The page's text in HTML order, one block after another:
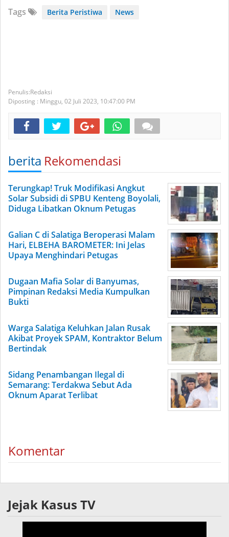
Tags Berita Peristiwa News
Redaksi
Diposting : Minggu, 02 Juli 2023, 10:47:00 PM
berita Rekomendasi
Terungkap! Truk Modifikasi Angkut
Solar Subsidi di SPBU Kenteng Boyolali,
Diduga Libatkan Oknum Petugas
Galian C di Salatiga Beroperasi Malam
Hari, ELBEHA BAROMETER: Ini Jelas
Upaya Menghindari Petugas
Dugaan Mafia Solar di Banyumas,
Pimpinan Redaksi Media Kumpulkan
Bukti
Warga Salatiga Keluhkan Jalan Rusak
Akibat Proyek SPAM, Kontraktor Belum
Bertindak
Sidang Penambangan Ilegal di
Semarang: Terdakwa Sebut Ada
Oknum Aparat Terlibat
Komentar
Jejak Kasus TV